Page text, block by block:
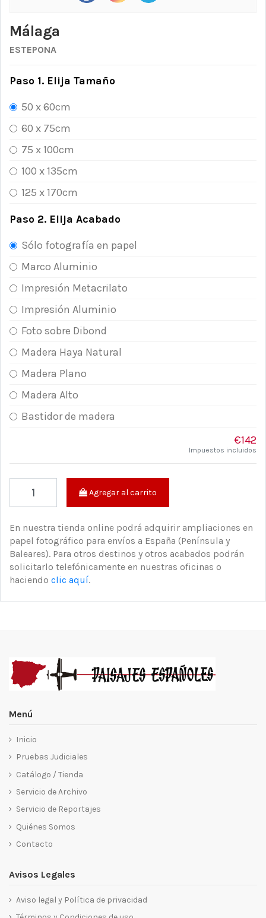
Málaga
ESTEPONA
Paso 1. Elija Tamaño
50 x 60cm
60 x 75cm
75 x 100cm
100 x 135cm
125 x 170cm
Paso 2. Elija Acabado
Sólo fotografía en papel
Marco Aluminio
Impresión Metacrilato
Impresión Aluminio
Foto sobre Dibond
Madera Haya Natural
Madera Plano
Madera Alto
Bastidor de madera
€142
Impuestos incluidos
Agregar al carrito
En nuestra tienda online podrá adquirir ampliaciones en
papel fotográfico para envíos a España (Península y
Baleares). Para otros destinos y otros acabados podrán
solicitarlo telefónicamente en nuestras oficinas o
haciendo clic aquí.
Menú
Inicio
Pruebas Judiciales
Catálogo / Tienda
Servicio de Archivo
Servicio de Reportajes
Quiénes Somos
Contacto
Avisos Legales
Aviso legal y Política de privacidad